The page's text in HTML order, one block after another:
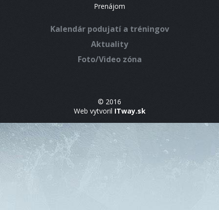
Prenájom
Kalendár podujatí a tréningov
Aktuality
Foto/Video zóna
© 2016
Web vytvoril ITway.sk